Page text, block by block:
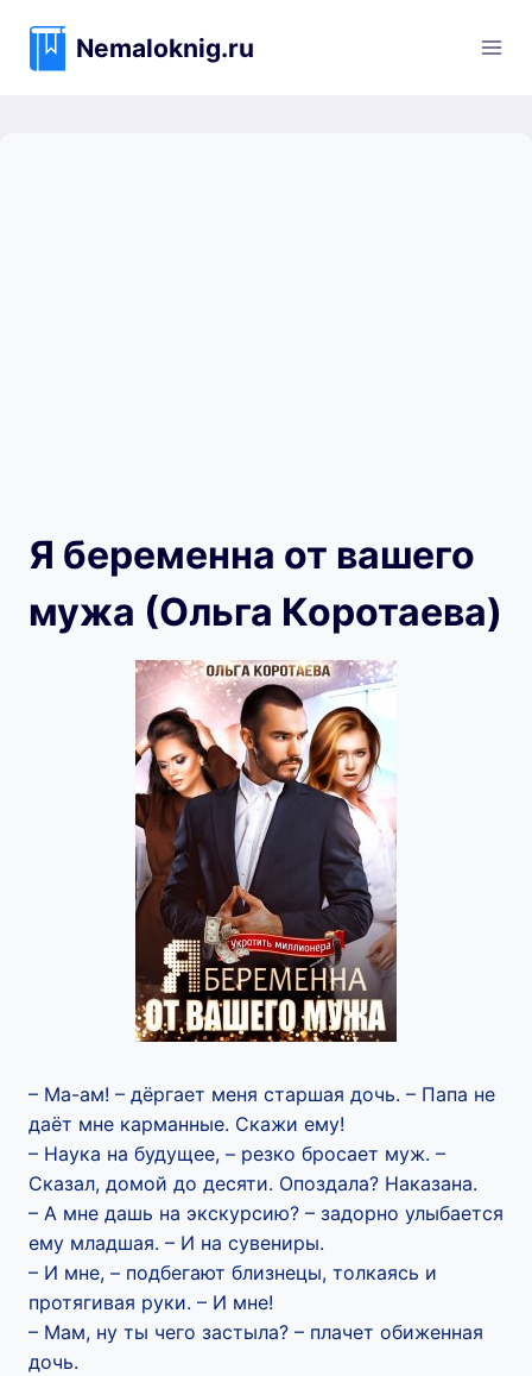
содержимому
Nemaloknig.ru
Я беременна от вашего
мужа (Ольга Коротаева)
– Ма-ам! – дёргает меня старшая дочь. – Папа не
даёт мне карманные. Скажи ему!
– Наука на будущее, – резко бросает муж. –
Сказал, домой до десяти. Опоздала? Наказана.
– А мне дашь на экскурсию? – задорно улыбается
ему младшая. – И на сувениры.
– И мне, – подбегают близнецы, толкаясь и
протягивая руки. – И мне!
– Мам, ну ты чего застыла? – плачет обиженная
дочь.